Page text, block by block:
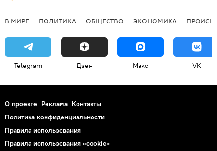
В МИРЕ ПОЛИТИКА ОБЩЕСТВО ЭКОНОМИКА
Telegram Дзен Макс VK
О проекте Реклама Контакты
Политика конфиденциальности
Правила использования
Правила использования «cookie»